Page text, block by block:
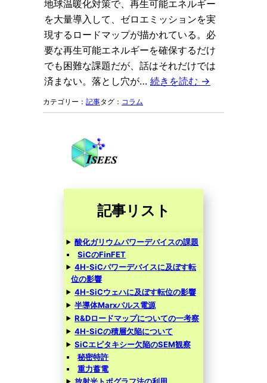
記事リスト
酸化ガリウムパワーデバイスの課題
SiCのFinFET
4H-SiCパワーデバイスに及ぼす転
位の影響
4H-SiCウェハに及ぼす転位の影響
半導体Marxパルス電源
R&Dロードマップについての一考察
4H-SiCの積層欠陥について
SiCエピタキシー欠陥のSEM観察
秘密特許
重力蓄電
放射光トポグラフ法の利用
地球温暖化対策で、再生可能エネルギー
を大量導入して、ゼロエミッションを実
現するロードマップが描かれている。必
要な再生可能エネルギーを確保するだけ
でも困難な課題だが、話はそれだけでは
済まない。落とし穴が… 続きを読む →
記事 コラム